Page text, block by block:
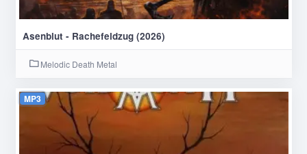
Asenblut - Rachefeldzug (2026)
Melodic Death Metal
MP3